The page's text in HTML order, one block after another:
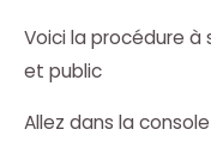
Voici la procédure à
et public
Allez dans la